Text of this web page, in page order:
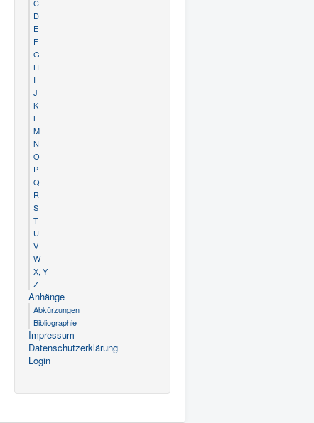
C
D
E
F
G
H
I
J
K
L
M
N
O
P
Q
R
S
T
U
V
W
X, Y
Z
Anhänge
Abkürzungen
Bibliographie
Impressum
Datenschutzerklärung
Login